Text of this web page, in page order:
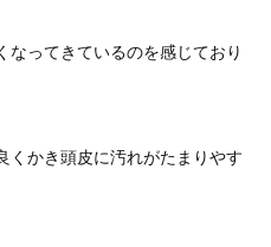
なってきているのを感じており
くかき頭皮に汚れがたまりやす